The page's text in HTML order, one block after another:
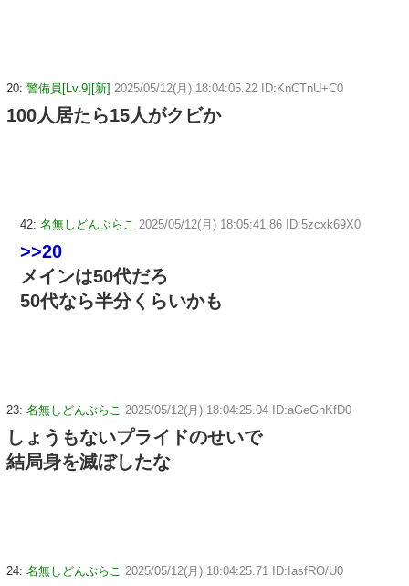
20: 警備員[Lv.9][新] 2025/05/12(月) 18:04:05.22 ID:KnCTnU+C0
100人居たら15人がクビか
42: 名無しどんぶらこ 2025/05/12(月) 18:05:41.86 ID:5zcxk69X0
>>20
メインは50代だろ
50代なら半分くらいかも
23: 名無しどんぶらこ 2025/05/12(月) 18:04:25.04 ID:aGeGhKfD0
しょうもないプライドのせいで
結局身を滅ぼしたな
24: 名無しどんぶらこ 2025/05/12(月) 18:04:25.71 ID:IasfRO/U0